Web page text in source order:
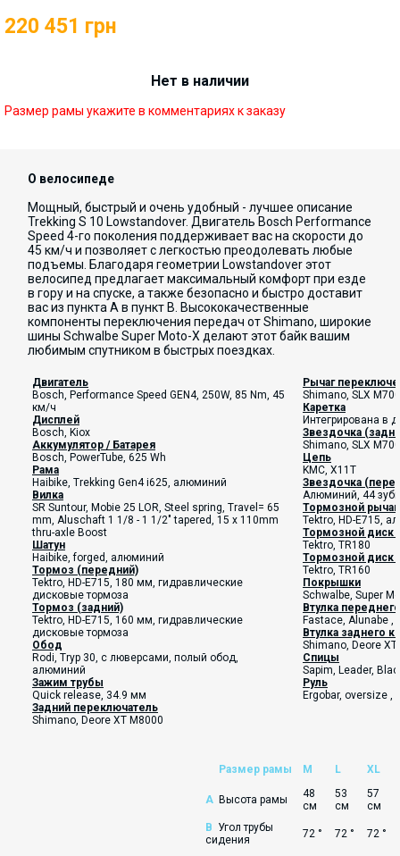
220 451 грн
Нет в наличии
Размер рамы укажите в комментариях к заказу
О велосипеде
Мощный, быстрый и очень удобный - лучшее описание
Trekking S 10 Lowstandover. Двигатель Bosch Performance
Speed 4-го поколения поддерживает вас на скорости до
45 км/ч и позволяет с легкостью преодолевать любые
подъемы. Благодаря геометрии Lowstandover этот
велосипед предлагает максимальный комфорт при езде
в гору и на спуске, а также безопасно и быстро доставит
вас из пункта A в пункт B. Высококачественные
компоненты переключения передач от Shimano, широкие
шины Schwalbe Super Moto-X делают этот байк вашим
любимым спутником в быстрых поездках.
Двигатель
Bosch, Performance Speed GEN4, 250W, 85 Nm, 45
км/ч
Дисплей
Bosch, Kiox
Аккумулятор / Батарея
Bosch, PowerTube, 625 Wh
Рама
Haibike, Trekking Gen4 i625, алюминий
Вилка
SR Suntour, Mobie 25 LOR, Steel spring, Travel= 65
mm, Aluschaft 1 1/8 - 1 1/2" tapered, 15 x 110mm
thru-axle Boost
Шатун
Haibike, forged, алюминий
Тормоз (передний)
Tektro, HD-E715, 180 мм, гидравлические
дисковые тормоза
Тормоз (задний)
Tektro, HD-E715, 160 мм, гидравлические
дисковые тормоза
Обод
Rodi, Tryp 30, с люверсами, полый обод,
алюминий
Зажим трубы
Quick release, 34.9 мм
Задний переключатель
Shimano, Deore XT M8000
Рычаг
Shimano, SLX
Каретка
Интегрирована в
Звездочка
Shimano, SLX
Цепь
KMC, X11T
Звездочка
Алюминий, 44
Тормозной рычаг
Tektro, HD-E715,
Тормозной диск
Tektro, TR180
Тормозной диск
Tektro, TR160
Покрышки
Schwalbe, Super
Втулка
Fastace, Alunabe ,
Втулка заднего
Shimano, Deore
Спицы
Sapim, Leader,
Руль
Ergobar, oversize ,
Размер рамы M L XL
A Высота рамы
48
см
53
см
57
см
B Угол трубы
сидения
72 ° 72 ° 72 °